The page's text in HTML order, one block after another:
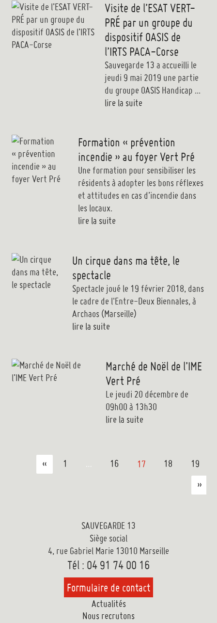
Visite de l’ESAT VERT-
PRÉ par un groupe du
dispositif OASIS de
l’IRTS PACA-Corse
Sauvegarde 13 a accueilli le
jeudi 9 mai 2019 une partie
du groupe OASIS Handicap ...
lire la suite
Formation « prévention
incendie » au foyer Vert Pré
Une formation pour sensibiliser les
résidents à adopter les bons réflexes
et attitudes en cas d’incendie dans
les locaux.
lire la suite
Un cirque dans ma tête, le
spectacle
Spectacle joué le 19 février 2018, dans
le cadre de l'Entre-Deux Biennales, à
Archaos (Marseille)
lire la suite
Marché de Noël de l’IME
Vert Pré
Le jeudi 20 décembre de
09h00 à 13h30
lire la suite
« 1 … 16 17 18 19
»
SAUVEGARDE 13
Siège social
4, rue Gabriel Marie 13010 Marseille
Tél : 04 91 74 00 16
Formulaire de contact
Actualités
Nous recrutons